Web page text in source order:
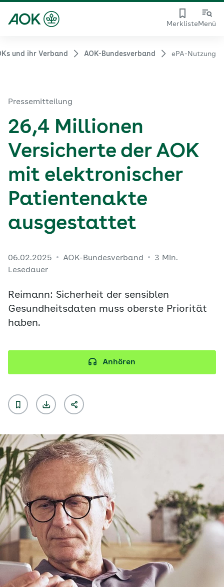
MerklisteMenü
und ihr Verband AOK-Bundesverband ePA-Nutzung
Pressemitteilung
26,4 Millionen
Versicherte der AOK
mit elektronischer
Patientenakte
ausgestattet
06.02.2025 AOK-Bundesverband
3 Min.
Lesedauer
Reimann: Sicherheit der sensiblen
Gesundheitsdaten muss oberste Priorität
haben.
Anhören